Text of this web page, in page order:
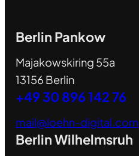
Berlin Pankow
Majakowskiring 55a
13156 Berlin
+49 30 896 142 76
mail@loehn-digital.com
Berlin Wilhelmsruh